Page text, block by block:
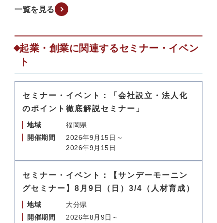
一覧を見る
起業・創業に関連するセミナー・イベン
ト
セミナー・イベント：「会社設立・法人化
のポイント徹底解説セミナー」
地域
福岡県
開催期間
2026年9月15日～
2026年9月15日
セミナー・イベント：【サンデーモーニン
グセミナー】8月9日（日）3/4（人材育成）
地域
大分県
開催期間
2026年8月9日～